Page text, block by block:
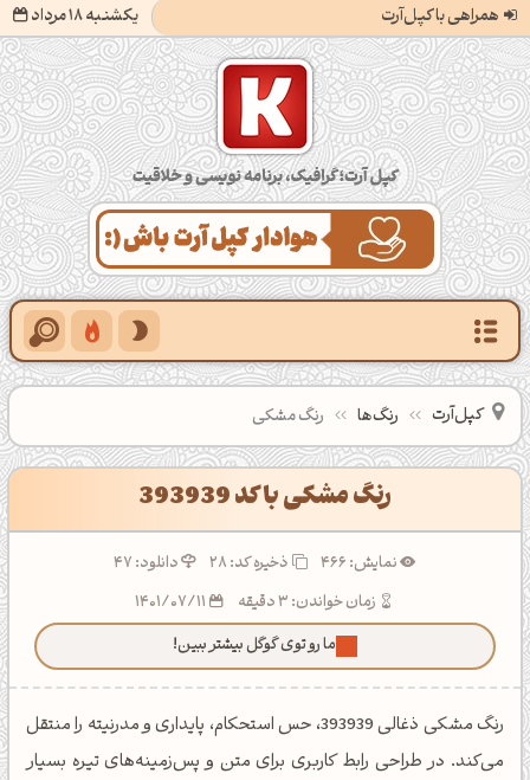
همراهی با کپل‌آرت یکشنبه 18 مرداد کپل‌آرت؛ گرافیک، برنامه‌نویسی و خلاقیت
کپل‌آرت رنگ‌ها رنگ مشکی
رنگ مشکی با کد 393939
نمایش: 466 ذخیره کد:28
دانلود: 47
زمان خواندن: 3 دقیقه
ما رو توی گوگل بیشتر ببین!
رنگ مشکی ذغالی 393939، حس استحکام، پایداری و مدرنیته را منتقل
می‌کند. در طراحی رابط کاربری برای متن و پس‌زمینه‌های تیره بسیار